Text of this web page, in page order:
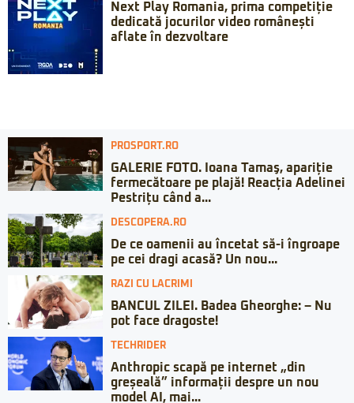
Next Play Romania, prima competiție
dedicată jocurilor video românești
aflate în dezvoltare
PROSPORT.RO
GALERIE FOTO. Ioana Tamaş, apariție
fermecătoare pe plajă! Reacția Adelinei
Pestrițu când a...
DESCOPERA.RO
De ce oamenii au încetat să-i îngroape
pe cei dragi acasă? Un nou...
RAZI CU LACRIMI
BANCUL ZILEI. Badea Gheorghe: – Nu
pot face dragoste!
TECHRIDER
Anthropic scapă pe internet „din
greșeală” informații despre un nou
model AI, mai...